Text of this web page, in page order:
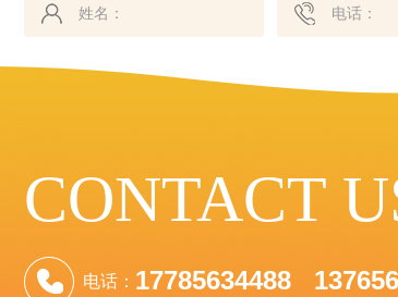
CONTACT
电话： 17785634488